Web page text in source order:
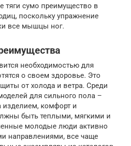
тяги сумо преимущество в
поскольку упражнение
все мышцы ног.
необходимостью для
о своем здоровье. Это
от холода и ветра. Среди
для сильного пола –
комфорт и
быть теплыми, мягкими и
молодые люди активно
направлениями, все чаще